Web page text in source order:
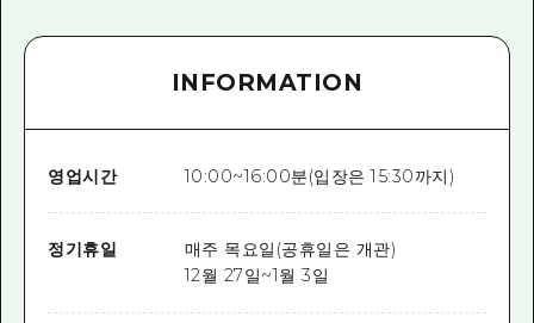
INFORMATION
영업시간 10:00~16:00분(입장은 15:30까지)
정기휴일
매주 목요일(공휴일은 개관)
12월 27일~1월 3일